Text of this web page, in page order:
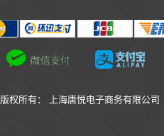
版权所有： 上海唐悦电子商务有限公司